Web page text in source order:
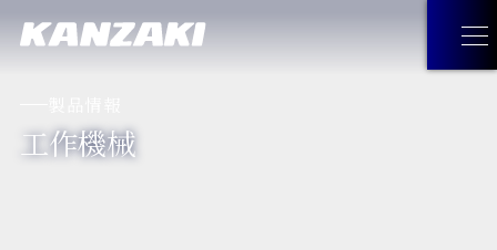
製品情報
工作機械